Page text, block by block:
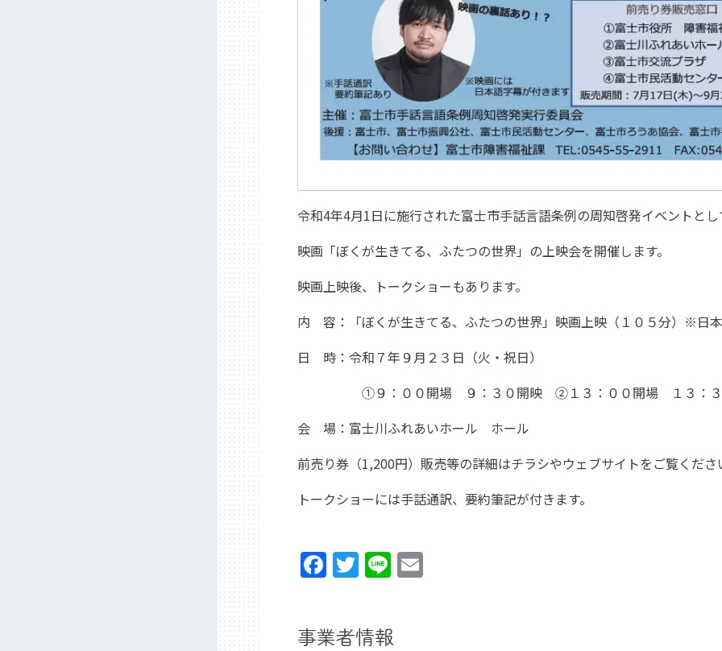
令和4年4月1日に施行された富士市手話言語条例の周知啓発イベントとし
映画「ぼくが生きてる、ふたつの世界」の上映会を開催します。
映画上映後、トークショーもあります。
内 容：「ぼくが生きてる、ふたつの世界」映画上映（１０５分）※日
日 時：令和７年９月２３日（火・祝日）
①９：００開場 ９：３０開映 ②１３：００開場 １３：３
会 場：富士川ふれあいホール ホール
前売り券（1,200円）販売等の詳細はチラシやウェブサイトを
トークショーには手話通訳、要約筆記が付きます。
Facebook
Twitter
LineEmail
事業者情報